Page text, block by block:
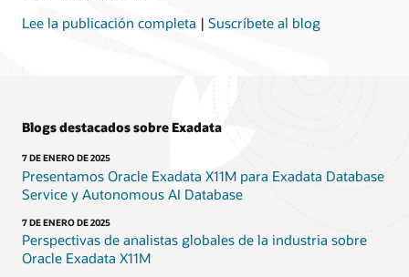
Lee la publicación completa | Suscríbete al blog
Blogs destacados sobre Exadata
7 DE ENERO DE 2025
Presentamos Oracle Exadata X11M para Exadata Database
Service y Autonomous AI Database
7 DE ENERO DE 2025
Perspectivas de analistas globales de la industria sobre
Oracle Exadata X11M